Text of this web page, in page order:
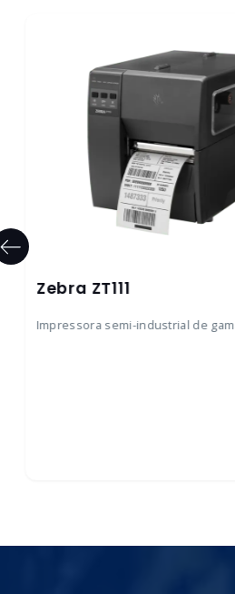
Zebra ZT111
Impressora semi-industrial de